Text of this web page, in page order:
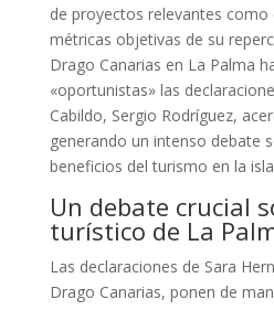
de proyectos relevantes
métricas objetivas de su
Drago Canarias en La Palma
«oportunistas» las
Cabildo, Sergio Rodríguez,
generando un intenso debate
beneficios del turismo en la
Un debate crucial
turístico de La
Las declaraciones de Sara
Drago Canarias, ponen de